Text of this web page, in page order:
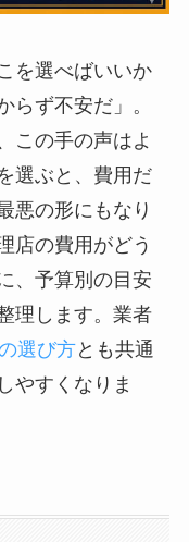
を選べばいいか
らず不安だ」。
この手の声はよ
選ぶと、費用だ
悪の形にもなり
店の費用がどう
、予算別の目安
理します。業者
選び方とも共通
やすくなりま